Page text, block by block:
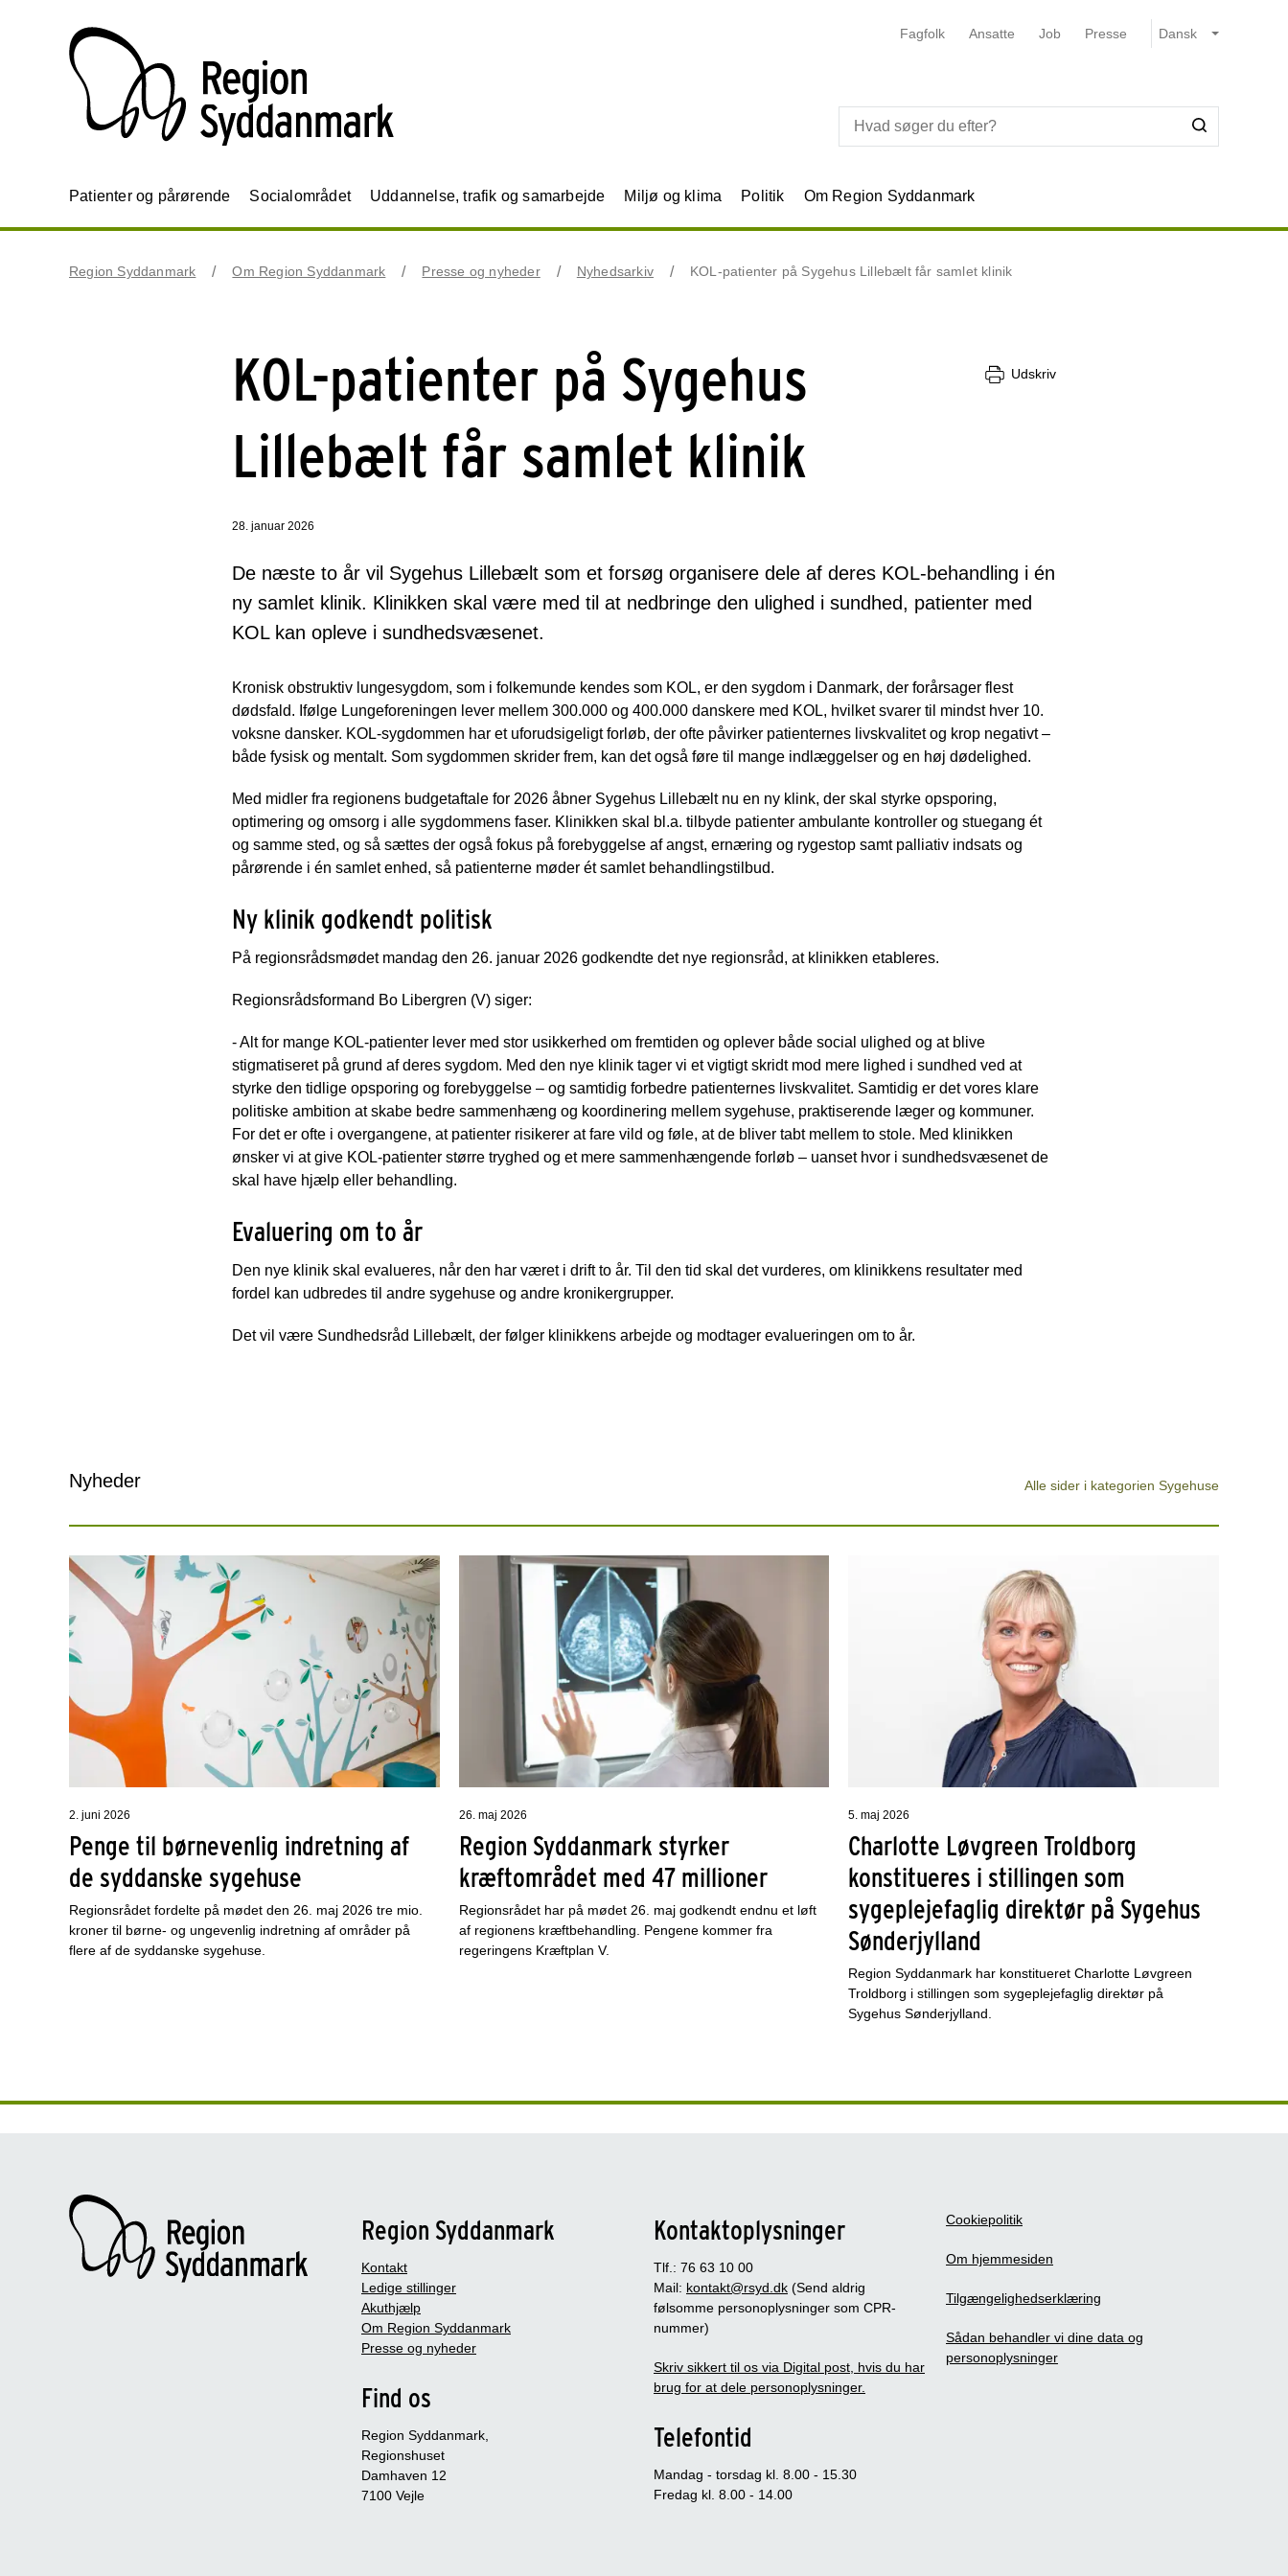
Fagfolk Ansatte Job Presse
Patienter og pårørende Socialområdet Uddannelse, trafik og samarbejde Miljø og klima Politik Om Region Syddanmark
Region Syddanmark Om Region Syddanmark Presse og nyheder Nyhedsarkiv KOL-patienter på Sygehus Lillebælt får samlet klinik
KOL-patienter på Sygehus
Lillebælt får samlet klinik
Udskriv
28. januar 2026
De næste to år vil Sygehus Lillebælt som et forsøg organisere dele af deres KOL-behandling i én
ny samlet klinik. Klinikken skal være med til at nedbringe den ulighed i sundhed, patienter med
KOL kan opleve i sundhedsvæsenet.
Kronisk obstruktiv lungesygdom, som i folkemunde kendes som KOL, er den sygdom i Danmark, der forårsager flest
dødsfald. Ifølge Lungeforeningen lever mellem 300.000 og 400.000 danskere med KOL, hvilket svarer til mindst hver 10.
voksne dansker. KOL-sygdommen har et uforudsigeligt forløb, der ofte påvirker patienternes livskvalitet og krop negativt –
både fysisk og mentalt. Som sygdommen skrider frem, kan det også føre til mange indlæggelser og en høj dødelighed.
Med midler fra regionens budgetaftale for 2026 åbner Sygehus Lillebælt nu en ny klink, der skal styrke opsporing,
optimering og omsorg i alle sygdommens faser. Klinikken skal bl.a. tilbyde patienter ambulante kontroller og stuegang ét
og samme sted, og så sættes der også fokus på forebyggelse af angst, ernæring og rygestop samt palliativ indsats og
pårørende i én samlet enhed, så patienterne møder ét samlet behandlingstilbud.
Ny klinik godkendt politisk
På regionsrådsmødet mandag den 26. januar 2026 godkendte det nye regionsråd, at klinikken etableres.
Regionsrådsformand Bo Libergren (V) siger:
- Alt for mange KOL-patienter lever med stor usikkerhed om fremtiden og oplever både social ulighed og at blive
stigmatiseret på grund af deres sygdom. Med den nye klinik tager vi et vigtigt skridt mod mere lighed i sundhed ved at
styrke den tidlige opsporing og forebyggelse – og samtidig forbedre patienternes livskvalitet. Samtidig er det vores klare
politiske ambition at skabe bedre sammenhæng og koordinering mellem sygehuse, praktiserende læger og kommuner.
For det er ofte i overgangene, at patienter risikerer at fare vild og føle, at de bliver tabt mellem to stole. Med klinikken
ønsker vi at give KOL-patienter større tryghed og et mere sammenhængende forløb – uanset hvor i sundhedsvæsenet de
skal have hjælp eller behandling.
Evaluering om to år
Den nye klinik skal evalueres, når den har været i drift to år. Til den tid skal det vurderes, om klinikkens resultater med
fordel kan udbredes til andre sygehuse og andre kronikergrupper.
Det vil være Sundhedsråd Lillebælt, der følger klinikkens arbejde og modtager evalueringen om to år.
Nyheder Alle sider i kategorien Sygehuse
2. juni 2026
Penge til børnevenlig indretning af
de syddanske sygehuse
Regionsrådet fordelte på mødet den 26. maj 2026 tre mio.
kroner til børne- og ungevenlig indretning af områder på
flere af de syddanske sygehuse.
26. maj 2026
Region Syddanmark styrker
kræftområdet med 47 millioner
Regionsrådet har på mødet 26. maj godkendt endnu et løft
af regionens kræftbehandling. Pengene kommer fra
regeringens Kræftplan V.
5. maj 2026
Charlotte Løvgreen Troldborg
konstitueres i stillingen som
sygeplejefaglig direktør på Sygehus
Sønderjylland
Region Syddanmark har konstitueret Charlotte Løvgreen
Troldborg i stillingen som sygeplejefaglig direktør på
Sygehus Sønderjylland.
Region Syddanmark
Kontakt
Ledige stillinger
Akuthjælp
Om Region Syddanmark
Presse og nyheder
Find os
Region Syddanmark,
Regionshuset
Damhaven 12
7100 Vejle
Kontaktoplysninger
Tlf.: 76 63 10 00
Mail: kontakt@rsyd.dk (Send aldrig
følsomme personoplysninger som CPR-
nummer)
Skriv sikkert til os via Digital post, hvis du har
brug for at dele personoplysninger.
Telefontid
Mandag - torsdag kl. 8.00 - 15.30
Fredag kl. 8.00 - 14.00
Cookiepolitik
Om hjemmesiden
Tilgængelighedserklæring
Sådan behandler vi dine data og
personoplysninger